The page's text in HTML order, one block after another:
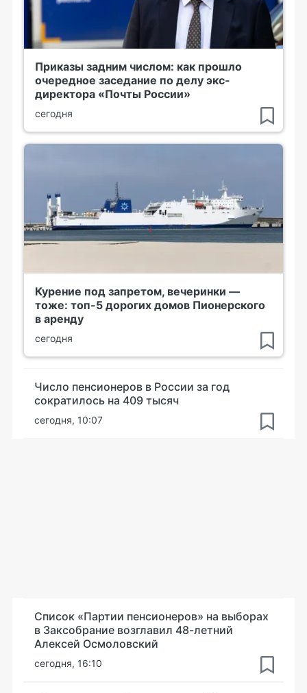
Приказы задним числом: как прошло
очередное заседание по делу экс-
директора «Почты России»
сегодня
Курение под запретом, вечеринки —
тоже: топ-5 дорогих домов Пионерского
в аренду
сегодня
Число пенсионеров в России за год
сократилось на 409 тысяч
сегодня, 10:07
Список «Партии пенсионеров» на выборах
в Заксобрание возглавил 48-летний
Алексей Осмоловский
сегодня, 16:10